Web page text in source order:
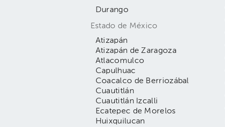
Durango
Estado de México
Atizapán
Atizapán de Zaragoza
Atlacomulco
Capulhuac
Coacalco de Berriozábal
Cuautitlán
Cuautitlán Izcalli
Ecatepec de Morelos
Huixquilucan